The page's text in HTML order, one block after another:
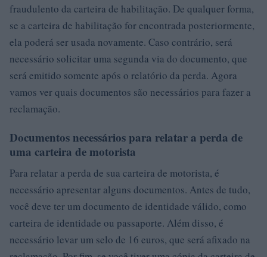
fraudulento da carteira de habilitação. De qualquer forma,
se a carteira de habilitação for encontrada posteriormente,
ela poderá ser usada novamente. Caso contrário, será
necessário solicitar uma segunda via do documento, que
será emitido somente após o relatório da perda. Agora
vamos ver quais documentos são necessários para fazer a
reclamação.
Documentos necessários para relatar a perda de
uma carteira de motorista
Para relatar a perda de sua carteira de motorista, é
necessário apresentar alguns documentos. Antes de tudo,
você deve ter um documento de identidade válido, como
carteira de identidade ou passaporte. Além disso, é
necessário levar um selo de 16 euros, que será afixado na